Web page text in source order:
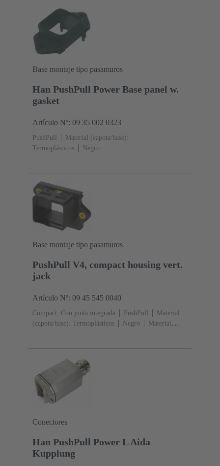
Base montaje tipo pasamuros
Han PushPull Power Base panel w.
gasket
Artículo Nº: 09 35 002 0323
PushPull
Material (capota/base):
Termoplásticos
Negro
Base montaje tipo pasamuros
PushPull V4, compact housing vert.
jack
Artículo Nº: 09 45 545 0040
Compact, Con junta integrada PushPull
Material
(capota/base): Termoplásticos
Negro
Material
Conectores
Han PushPull Power L Aida
Kupplung